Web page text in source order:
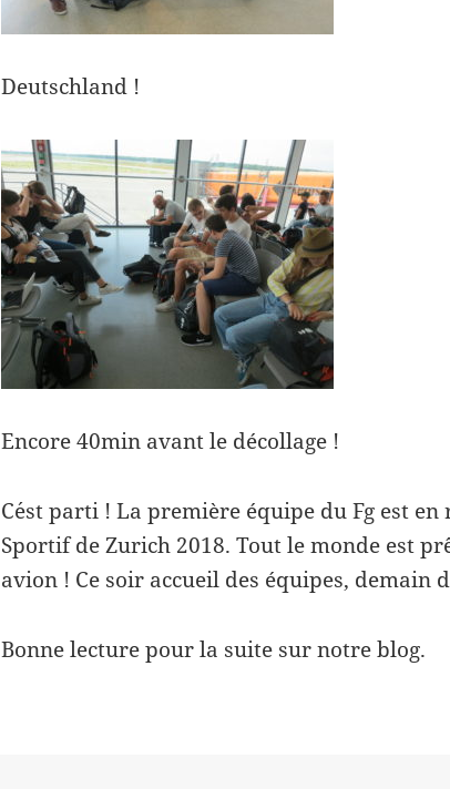
Deutschland !
Encore 40min avant le décollage !
C´est parti ! La première équipe du Fg est
Sportif de Zurich 2018. Tout le monde est
avion ! Ce soir accueil des équipes, demain
Bonne lecture pour la suite sur notre blog.